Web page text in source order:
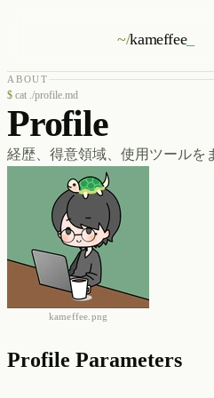
~/kameffee_
ABOUT
$ cat ./profile.md
Profile
経歴、得意領域、使用ツールを
kameffee.png
Profile Parameters